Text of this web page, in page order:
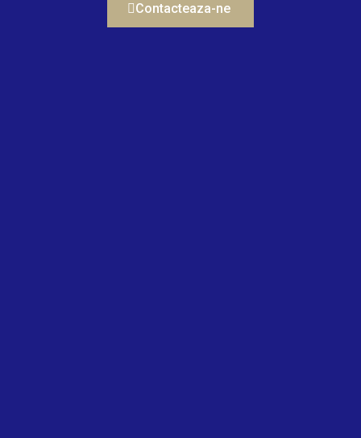
Contacteaza-ne